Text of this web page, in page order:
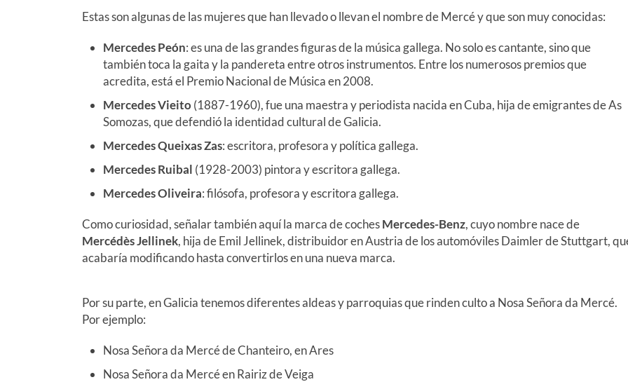
Estas son algunas de las mujeres que han llevado o llevan el nombre de Mercé y que son muy conocidas:
Mercedes Peón: es una de las grandes figuras de la música gallega. No solo es cantante, sino que
también toca la gaita y la pandereta entre otros instrumentos. Entre los numerosos premios que
acredita, está el Premio Nacional de Música en 2008.
Mercedes Vieito (1887-1960), fue una maestra y periodista nacida en Cuba, hija de emigrantes de As
Somozas, que defendió la identidad cultural de Galicia.
Mercedes Queixas Zas: escritora, profesora y política gallega.
Mercedes Ruibal (1928-2003) pintora y escritora gallega.
Mercedes Oliveira: filósofa, profesora y escritora gallega.
Como curiosidad, señalar también aquí la marca de cochesMercedes-Benz, cuyo nombre nace de
Mercédès Jellinek, hija de Emil Jellinek, distribuidor en Austria de los automóviles Daimler de Stuttgart,
acabaría modificando hasta convertirlos en una nueva marca.
Por su parte, en Galicia tenemos diferentes aldeas y parroquias que rinden culto a Nosa Señora da Mercé.
Por ejemplo:
Nosa Señora da Mercé de Chanteiro, en Ares
Nosa Señora da Mercé en Rairiz de Veiga